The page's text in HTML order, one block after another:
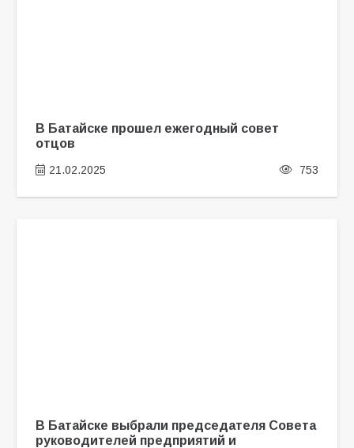
В Батайске прошел ежегодный совет
отцов
21.02.2025 753
В Батайске выбрали председателя Совета
руководителей предприятий и